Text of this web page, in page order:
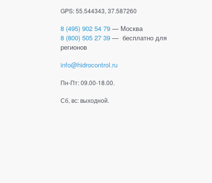
GPS: 55.544343, 37.587260
8 (495) 902 54 79 — Москва
8 (800) 505 27 39 — бесплатно для
регионов
info@hidrocontrol.ru
Пн-Пт: 09.00-18.00.
Сб, вс: выходной.